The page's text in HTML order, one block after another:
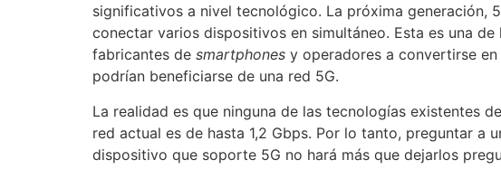
significativos a nivel tecnológico. La próxima generación,
conectar varios dispositivos en simultáneo. Esta es una
fabricantes de smartphones y operadores a convertirse
podrían beneficiarse de una red 5G.
La realidad es que ninguna de las tecnologías existentes
red actual es de hasta 1,2 Gbps. Por lo tanto, preguntar a
dispositivo que soporte 5G no hará más que dejarlos